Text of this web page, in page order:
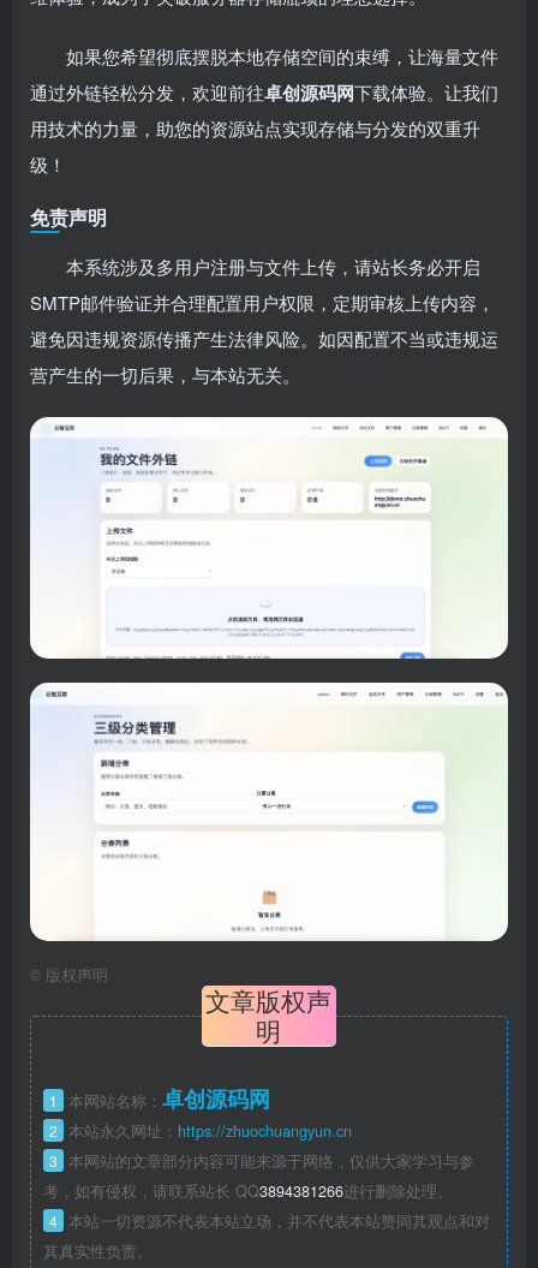
如果您希望彻底摆脱本地存储空间的束缚，让海量文件
通过外链轻松分发，欢迎前往卓创源码网下载体验。让我们
用技术的力量，助您的资源站点实现存储与分发的双重升
级！
免责声明
本系统涉及多用户注册与文件上传，请站长务必开启
SMTP邮件验证并合理配置用户权限，定期审核上传内容，
避免因违规资源传播产生法律风险。如因配置不当或违规运
营产生的一切后果，与本站无关。
© 版权声明
文章版权声
明
1 本网站名称： 卓创源码网
2 本站永久网址： https://zhuochuangyun.cn
3 本网站的文章部分内容可能来源于网络，仅供大家学习与参
考，如有侵权，请联系站长 QQ3894381266进行删除处理。
4 本站一切资源不代表本站立场，并不代表本站赞同其观点和对
其真实性负责。